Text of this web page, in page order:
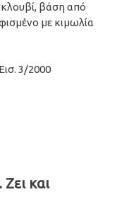
κλουβί, βάση από
με κιμωλία
3/2000
και